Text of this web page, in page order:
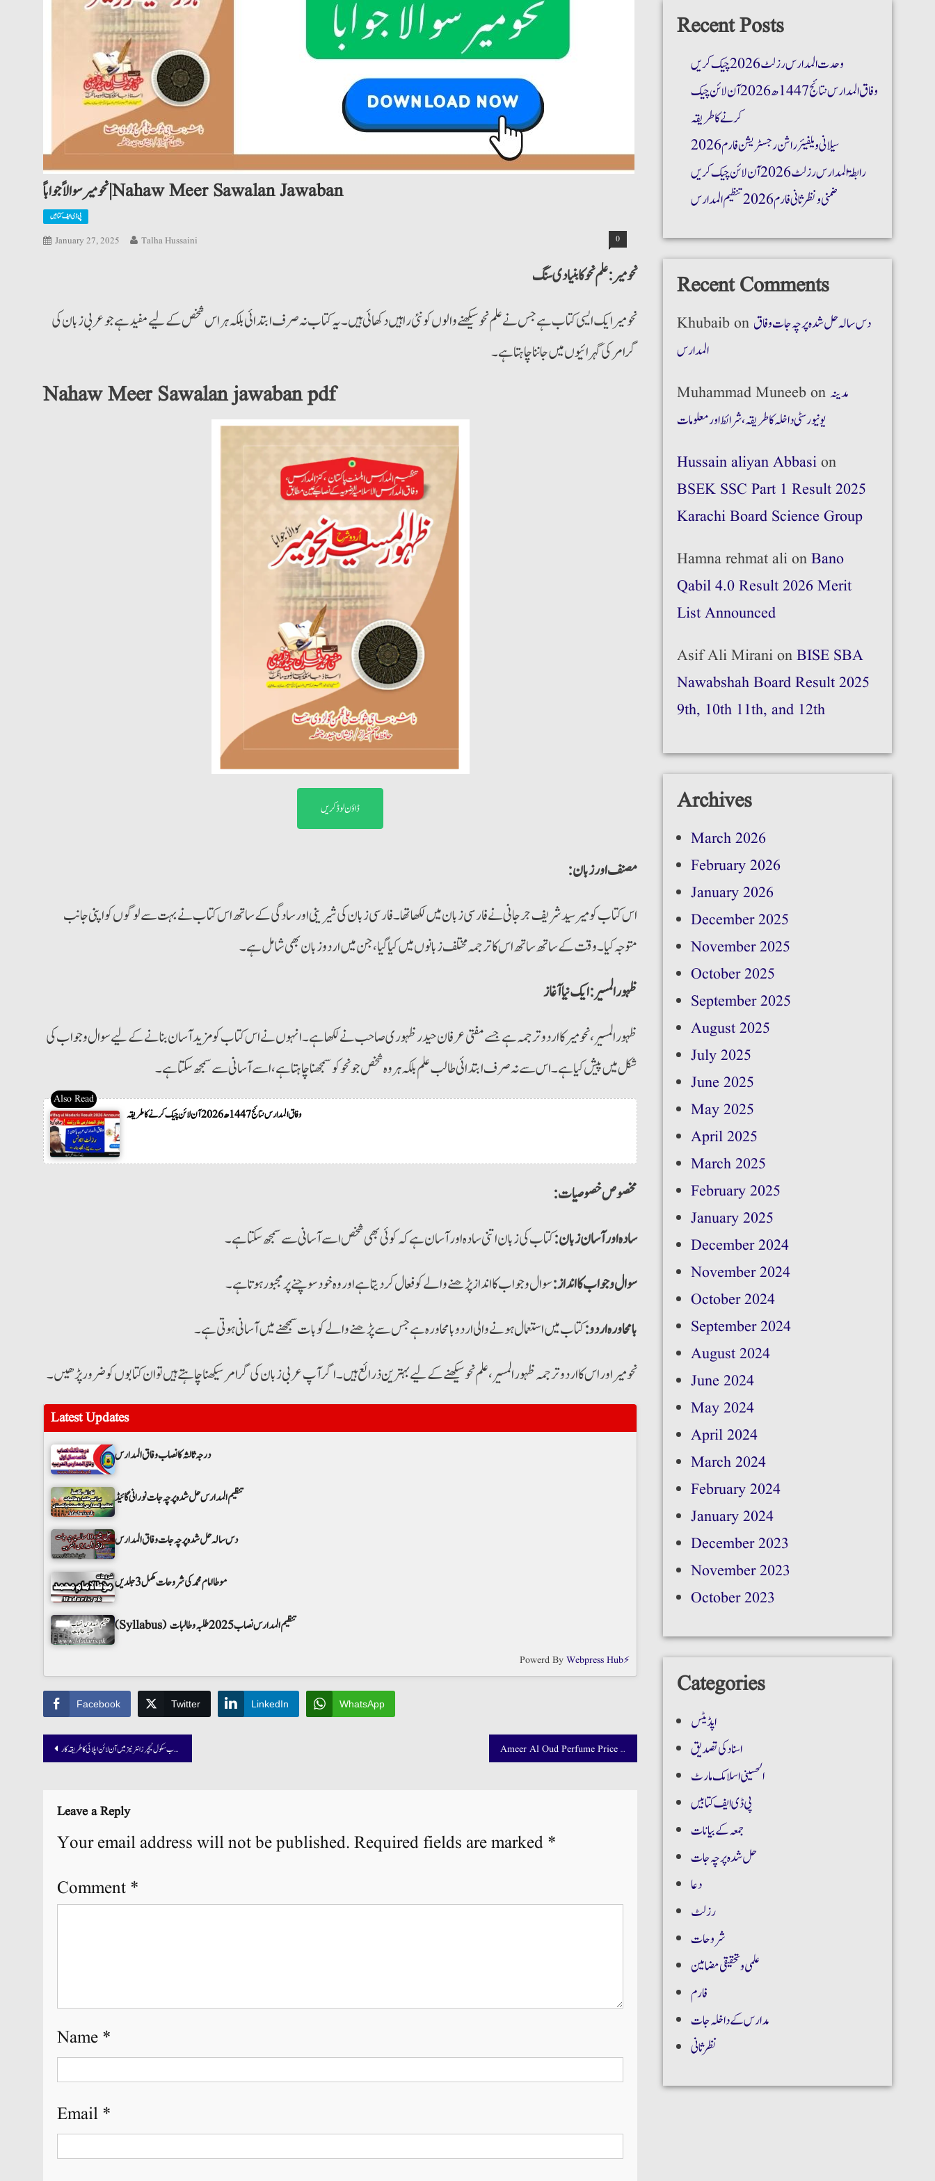
نحو میر سوالاً جواباً | Nahaw Meer Sawalan Jawaban
پی ڈی ایف کتابیں
January 27, 2025 Talha Hussaini 0
نحو میر: علم نحو کا بنیادی سنگ
نحو میر ایک ایسی کتاب ہے جس نے علم نحو سیکھنے والوں کو نئی راہیں دکھائی ہیں۔ یہ کتاب نہ صرف ابتدائی بلکہ ہر اس شخص کے لیے مفید ہے جو عربی زبان کی
گرامر کی گہرائیوں میں جاننا چاہتا ہے۔
Nahaw Meer Sawalan jawaban pdf
ڈاؤن لوڈ کریں
:مصنف اور زبان
اس کتاب کو میر سید شریف جرجانی نے فارسی زبان میں لکھا تھا۔ فارسی زبان کی شیرینی اور سادگی کے ساتھ اس کتاب نے بہت سے لوگوں کو اپنی جانب
متوجہ کیا۔ وقت کے ساتھ ساتھ اس کا ترجمہ مختلف زبانوں میں کیا گیا، جن میں اردو زبان بھی شامل ہے۔
ظہور المسیر: ایک نیا آغاز
ظہور المسیر، نحو میر کا اردو ترجمہ ہے جسے مفتی عرفان حیدر ظہوری صاحب نے لکھا ہے۔ انہوں نے اس کتاب کو مزید آسان بنانے کے لیے سوال و جواب کی
شکل میں پیش کیا ہے۔ اس سے نہ صرف ابتدائی طالب علم بلکہ ہر وہ شخص جو نحو کو سمجھنا چاہتا ہے، اسے آسانی سے سمجھ سکتا ہے۔
وفاق المدارس نتائج 1447ھ 2026 آن لائن چیک کرنے کا طریقہ
:مخصوص خصوصیات
سادہ اور آسان زبان:کتاب کی زبان اتنی سادہ اور آسان ہے کہ کوئی بھی شخص اسے آسانی سے سمجھ سکتا ہے۔
سوال و جواب کا انداز:سوال و جواب کا انداز پڑھنے والے کو فعال کردیتا ہے اور وہ خود سوچنے پر مجبور ہوتا ہے۔
بامحاورہ اردو:کتاب میں استعمال ہونے والی اردو بامحاورہ ہے جس سے پڑھنے والے کو بات سمجھنے میں آسانی ہوتی ہے۔
نحو میر اور اس کا اردو ترجمہ ظہور المسیر، علم نحو سیکھنے کے لیے بہترین ذرائع ہیں۔ اگر آپ عربی زبان کی گرامر سیکھنا چاہتے ہیں تو ان کتابوں کو ضرور پڑھیں۔
Latest Updates
درجہ ثالثہ کا نصاب وفاق المدارس
تنظیم المدارس حل شدہ پرچہ جات نورانی گائیڈ
دس سالہ حل شدہ پرچہ جات وفاق المدارس
موطا امام محمد کی شروحات مکمل 3 جلدیں
(Syllabus) تنظیم المدارس نصاب 2025 طلبہ و طالبات
Powerd By Webpress Hub⚡
Facebook Twitter LinkedIn WhatsApp
Post
پنجاب سکول ٹیچرز انٹرنیز میں آن لائن اپلائی کا طریقہ کار Ameer Al Oud Perfume Price in Pakistan 100 ML Surrati
Leave a Reply
Your email address will not be published. Required fields are marked *
Comment *
Name *
Email *
Recent Posts
وحدت المدارس رزلٹ 2026 چیک کریں
وفاق المدارس نتائج 1447ھ 2026 آن لائن چیک
کرنے کا طریقہ
سیلانی ویلفیئر راشن رجسٹریشن فارم 2026
رابطۃ المدارس رزلٹ 2026 آن لائن چیک کریں
ضمنی و نظر ثانی فارم 2026 تنظیم المدارس
Recent Comments
Khubaibon دس سالہ حل شدہ پرچہ جات وفاق
المدارس
Muhammad Muneebon مدینہ
یونیورسٹی داخلہ کا طریقہ،شرائط اور معلومات
Hussain aliyan Abbasion
BSEK SSC Part 1 Result 2025
Karachi Board Science Group
Hamna rehmat alionBano
Qabil 4.0 Result 2026 Merit
List Announced
Asif Ali MiranionBISE SBA
Nawabshah Board Result 2025
9th, 10th 11th, and 12th
Archives
March 2026
February 2026
January 2026
December 2025
November 2025
October 2025
September 2025
August 2025
July 2025
June 2025
May 2025
April 2025
March 2025
February 2025
January 2025
December 2024
November 2024
October 2024
September 2024
August 2024
June 2024
May 2024
April 2024
March 2024
February 2024
January 2024
December 2023
November 2023
October 2023
Categories
اپڈیٹس
اسناد کی تصدیق
الحسینی اسلامک مارٹ
پی ڈی ایف کتابیں
جمعہ کے بیانات
حل شدہ پرچہ جات
دعا
رزلٹ
شروحات
علمی و تحقیقی مضامین
فارم
مدارس کے داخلہ جات
نظر ثانی